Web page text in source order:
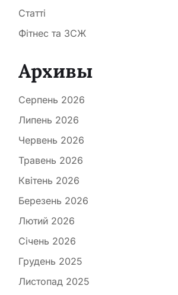
Статті
Фітнес та ЗСЖ
Архивы
Серпень 2026
Липень 2026
Червень 2026
Травень 2026
Квітень 2026
Березень 2026
Лютий 2026
Січень 2026
Грудень 2025
Листопад 2025